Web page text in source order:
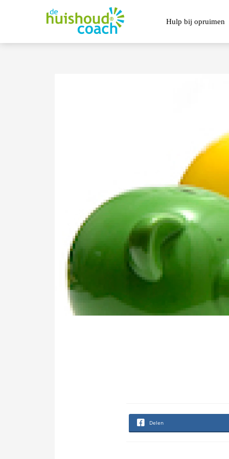
Hulp bij opruimen
Delen